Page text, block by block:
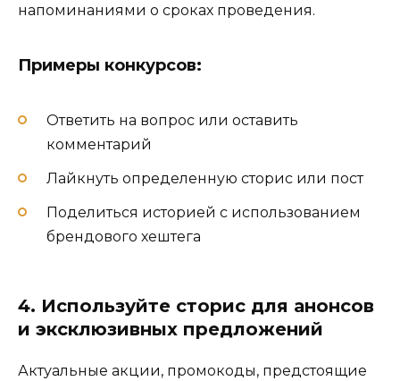
напоминаниями о сроках проведения.
Примеры конкурсов:
Ответить на вопрос или оставить
комментарий
Лайкнуть определенную сторис или пост
Поделиться историей с использованием
брендового хештега
4. Используйте сторис для анонсов
и эксклюзивных предложений
Актуальные акции, промокоды, предстоящие